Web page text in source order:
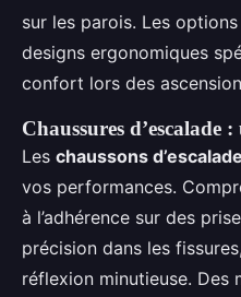
sur les parois. Les
designs ergonomiques
confort lors des
Chaussures d’escalade
Les chaussons d’escalade
vos performances.
à l’adhérence sur des
précision dans les
réflexion minutieuse. Des